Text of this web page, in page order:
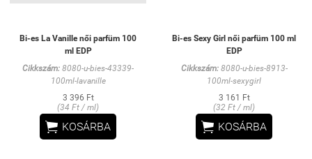
Bi-es La Vanille női parfüm 100
ml EDP
Cikkszám: 8080-u-bies-43339-
100ml-lavanille
3 396 Ft
(34 Ft / ml)
 KOSÁRBA
Bi-es Sexy Girl női parfüm 100 ml
EDP
Cikkszám:8080-u-bies-8913-
100ml-sexygirl
3 161 Ft
(32 Ft / ml)
 KOSÁRBA